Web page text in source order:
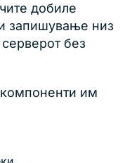
добиле
запишување низ
без
им